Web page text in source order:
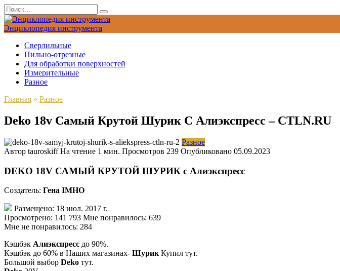
Перейти
к
содержанию
Search
for:
Энциклопедия инструмента
Сверлильные
Пильно-отрезные
Для обработки поверхностей
Измерительные
Разное
Главная » Разное
Deko 18v Самый Крутой Шурик С Алиэкспресс – CTLN.RU
Разное
Автор tauroskiff На чтение 1 мин. Просмотров 239 Опубликовано 05.09.2023
DEKO 18V САМЫЙ КРУТОЙ ШУРИК с Алиэкспресс
Создатель: Гена IMHO
Размещено: 18 июл. 2017 г.
Просмотрено: 141 793 Мне понравилось: 639
Мне не понравилось: 284
Кэшбэк Алиэкспресс до 90%.
Кэшбэк до 60% в Наших магазинах- Шурик Купил тут.
Большой выбор Deko тут.